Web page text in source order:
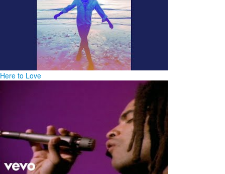
Here to Love